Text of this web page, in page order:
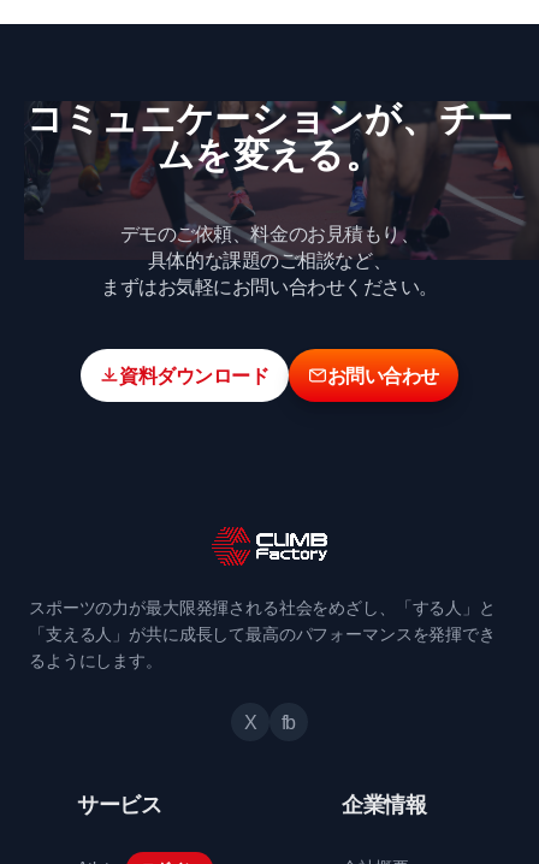
コミュニケーションが、​チー
ムを​変える。
デモのご依頼、料金のお見積もり、
具体的な課題のご相談など、
まずはお気軽にお問い合わせください。
資料ダウンロード お問い合わせ
スポーツの力が最大限発揮される社会をめざし、「する人」と
「支える人」が共に成長して最高のパフォーマンスを発揮でき
るようにします。
X fb
サービス 企業情報